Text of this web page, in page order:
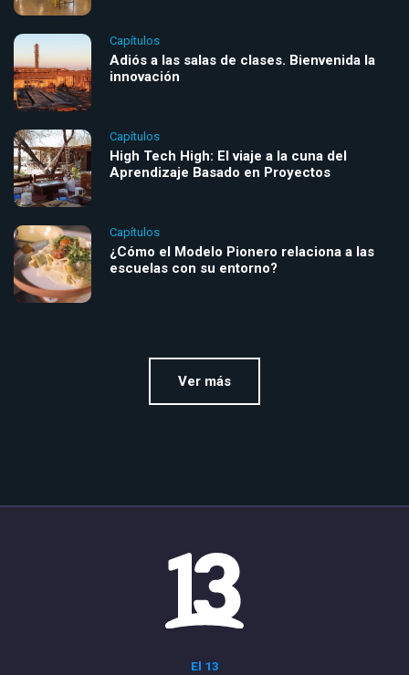
Capítulos
Adiós a las salas de clases. Bienvenida la
innovación
Capítulos
High Tech High: El viaje a la cuna del
Aprendizaje Basado en Proyectos
Capítulos
¿Cómo el Modelo Pionero relaciona a las
escuelas con su entorno?
Ver más
El 13